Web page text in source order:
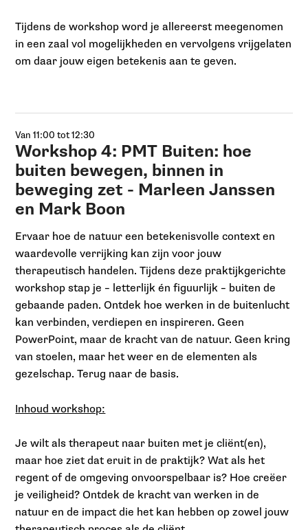
Tijdens de workshop word je allereerst meegenomen
in een zaal vol mogelijkheden en vervolgens vrijgelaten
om daar jouw eigen betekenis aan te geven.
Van 11:00 tot 12:30
Workshop 4: PMT Buiten: hoe
buiten bewegen, binnen in
beweging zet - Marleen Janssen
en Mark Boon
Ervaar hoe de natuur een betekenisvolle context en
waardevolle verrijking kan zijn voor jouw
therapeutisch handelen. Tijdens deze praktijkgerichte
workshop stap je – letterlijk én figuurlijk – buiten de
gebaande paden. Ontdek hoe werken in de buitenlucht
kan verbinden, verdiepen en inspireren. Geen
PowerPoint, maar de kracht van de natuur. Geen kring
van stoelen, maar het weer en de elementen als
gezelschap. Terug naar de basis.
Inhoud workshop:
Je wilt als therapeut naar buiten met je cliënt(en),
maar hoe ziet dat eruit in de praktijk? Wat als het
regent of de omgeving onvoorspelbaar is? Hoe creëer
je veiligheid? Ontdek de kracht van werken in de
natuur en de impact die het kan hebben op zowel jouw